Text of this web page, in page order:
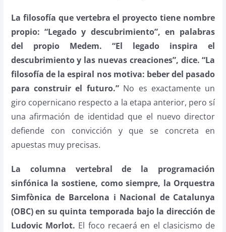
La filosofía que vertebra el proyecto tiene nombre
propio: “Legado y descubrimiento”, en palabras
del propio Medem. “El legado inspira el
descubrimiento y las nuevas creaciones”, dice. “La
filosofía de la espiral nos motiva: beber del pasado
para construir el futuro.”No es exactamente un
giro copernicano respecto a la etapa anterior, pero sí
una afirmación de identidad que el nuevo director
defiende con convicción y que se concreta en
apuestas muy precisas.
La columna vertebral de la programación
sinfónica la sostiene, como siempre, la Orquestra
Simfònica de Barcelona i Nacional de Catalunya
(OBC) en su quinta temporada bajo la dirección de
Ludovic Morlot. El foco recaerá en el clasicismo de